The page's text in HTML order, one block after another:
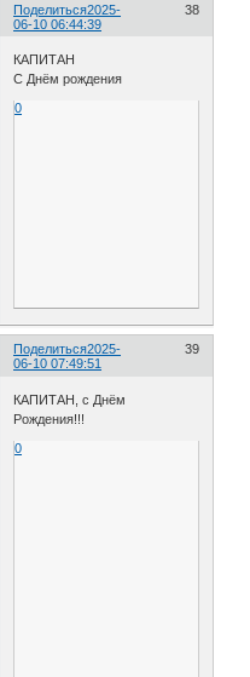
Поделиться 38
2025-
06-10 06:44:39
КАПИТАН
С Днём рождения
0
Поделиться 39
2025-
06-10 07:49:51
КАПИТАН, с Днём
Рождения!!!
0